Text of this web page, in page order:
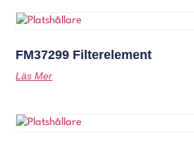
FM37299 Filterelement
Läs Mer